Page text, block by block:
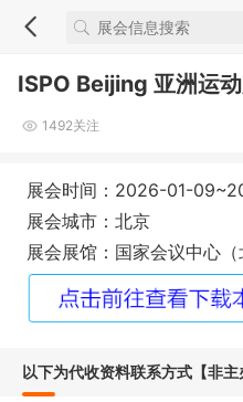
ISPO Beijing 亚洲运
1492关注
展会时间：2026-01-
展会城市：北京
展会展馆：国家会议中心（
以下为代收资料联系方式【非主